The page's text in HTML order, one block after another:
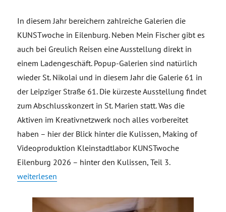
In diesem Jahr bereichern zahlreiche Galerien die
KUNSTwoche in Eilenburg. Neben Mein Fischer gibt es
auch bei Greulich Reisen eine Ausstellung direkt in
einem Ladengeschäft. Popup-Galerien sind natürlich
wieder St. Nikolai und in diesem Jahr die Galerie 61 in
der Leipziger Straße 61. Die kürzeste Ausstellung findet
zum Abschlusskonzert in St. Marien statt. Was die
Aktiven im Kreativnetzwerk noch alles vorbereitet
haben – hier der Blick hinter die Kulissen, Making of
Videoproduktion Kleinstadtlabor KUNSTwoche
Eilenburg 2026 – hinter den Kulissen, Teil 3.
„Making of Videoproduktion Kleinstadtlabor KUNSTwoche
weiterlesen